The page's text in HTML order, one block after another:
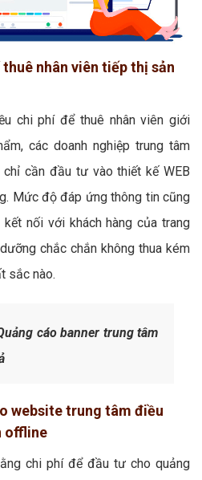
nhân viên tiếp thị sản
chi phí để thuê nhân viên giới
các doanh nghiệp trung tâm
cần đầu tư vào thiết kế WEB
Mức độ đáp ứng thông tin cũng
nối với khách hàng của trang
chắc chắn không thua kém
sắc nào.
cáo banner trung tâm
website trung tâm điều
offline
chi phí để đầu tư cho quảng